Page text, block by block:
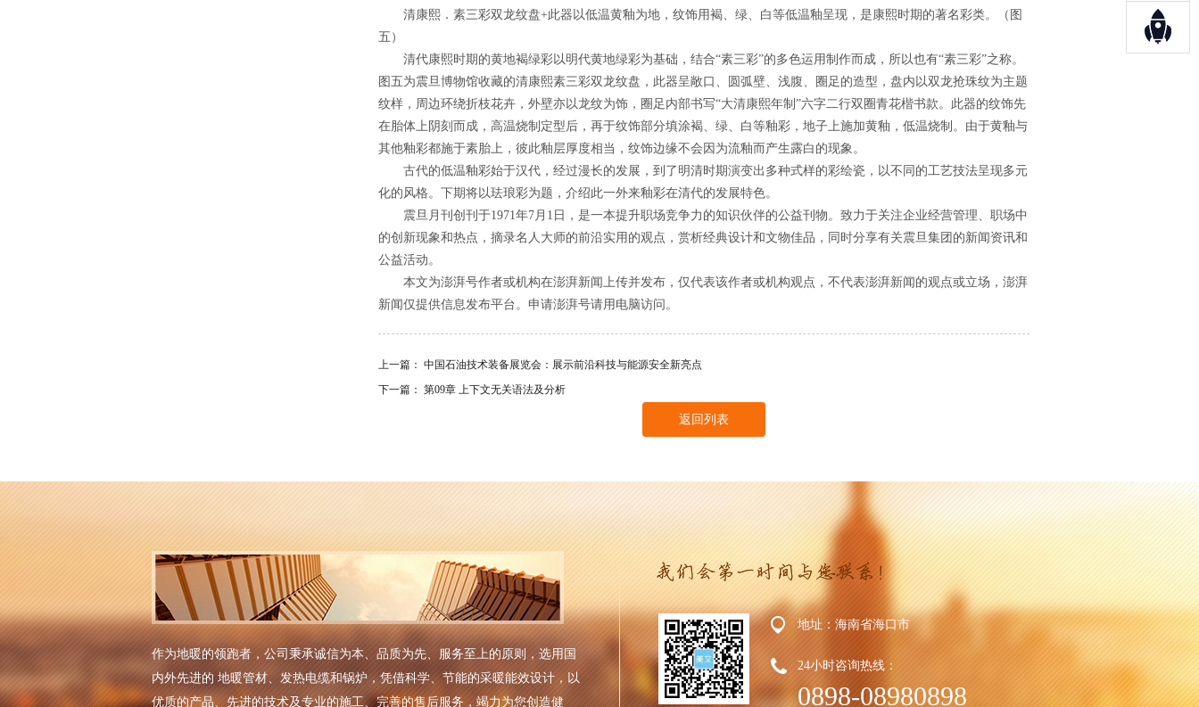
清康熙．素三彩双龙纹盘+此器以低温黄釉为地，纹饰用褐、绿、白等低温釉呈现，是康熙时期的著名彩类。（图
五）
清代康熙时期的黄地褐绿彩以明代黄地绿彩为基础，结合“素三彩”的多色运用制作而成，所以也有“素三彩”之称。
图五为震旦博物馆收藏的清康熙素三彩双龙纹盘，此器呈敞口、圆弧壁、浅腹、圈足的造型，盘内以双龙抢珠纹为主题
纹样，周边环绕折枝花卉，外壁亦以龙纹为饰，圈足内部书写“大清康熙年制”六字二行双圈青花楷书款。此器的纹饰先
在胎体上阴刻而成，高温烧制定型后，再于纹饰部分填涂褐、绿、白等釉彩，地子上施加黄釉，低温烧制。由于黄釉与
其他釉彩都施于素胎上，彼此釉层厚度相当，纹饰边缘不会因为流釉而产生露白的现象。
古代的低温釉彩始于汉代，经过漫长的发展，到了明清时期演变出多种式样的彩绘瓷，以不同的工艺技法呈现多元
化的风格。下期将以珐琅彩为题，介绍此一外来釉彩在清代的发展特色。
震旦月刊创刊于1971年7月1日，是一本提升职场竞争力的知识伙伴的公益刊物。致力于关注企业经营管理、职场中
的创新现象和热点，摘录名人大师的前沿实用的观点，赏析经典设计和文物佳品，同时分享有关震旦集团的新闻资讯和
公益活动。
本文为澎湃号作者或机构在澎湃新闻上传并发布，仅代表该作者或机构观点，不代表澎湃新闻的观点或立场，澎湃
新闻仅提供信息发布平台。申请澎湃号请用电脑访问。
上一篇： 中国石油技术装备展览会：展示前沿科技与能源安全新亮点
下一篇： 第09章 上下文无关语法及分析
返回列表
作为地暖的领跑者，公司秉承诚信为本、品质为先、服务至上的原则，选用国
内外先进的 地暖管材、发热电缆和锅炉，凭借科学、节能的采暖能效设计，以
优质的产品、先进的技术及专业的施工、完善的售后服务，竭力为您创造健
地址： 海南省海口市
24小时咨询热线：
0898-08980898